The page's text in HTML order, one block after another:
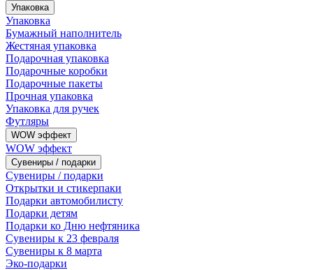
Упаковка
Упаковка
Бумажный наполнитель
Жестяная упаковка
Подарочная упаковка
Подарочные коробки
Подарочные пакеты
Прочная упаковка
Упаковка для ручек
Футляры
WOW эффект
WOW эффект
Сувениры / подарки
Сувениры / подарки
Открытки и стикерпаки
Подарки автомобилисту
Подарки детям
Подарки ко Дню нефтяника
Сувениры к 23 февраля
Сувениры к 8 марта
Эко-подарки